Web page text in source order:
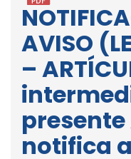
AVISO
–
presente
notifica